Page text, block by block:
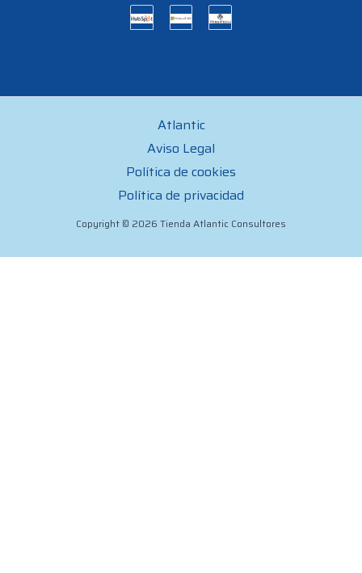
Atlantic
Aviso Legal
Política de cookies
Política de privacidad
Copyright © 2026 Tienda Atlantic Consultores